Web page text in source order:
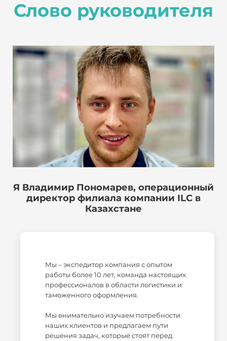
Слово руководителя
Я Владимир Пономарев, операционный
директор филиала компании ILC в
Казахстане
Мы – экспедитор компания с опытом
работы более 10 лет, команда настоящих
профессионалов в области логистики и
таможенного оформления.
Мы внимательно изучаем потребности
наших клиентов и предлагаем пути
решения задач, которые стоят перед